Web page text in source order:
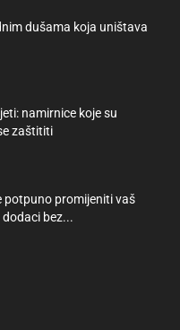
dušama koja uništava
namirnice koje su
zaštititi
potpuno promijeniti vaš
bez...